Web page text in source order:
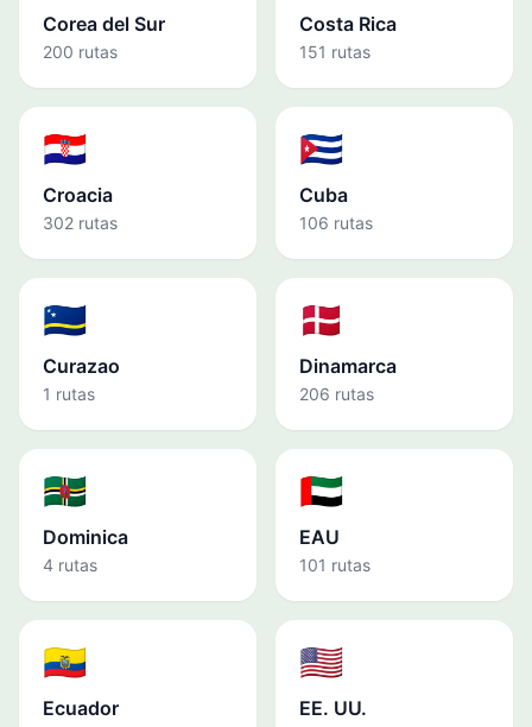
Corea del Sur
200 rutas
Costa Rica
151 rutas
🇭🇷
Croacia
302 rutas
🇨🇺
Cuba
106 rutas
🇨🇼
Curazao
1 rutas
🇩🇰
Dinamarca
206 rutas
🇩🇲
Dominica
4 rutas
🇦🇪
EAU
101 rutas
🇪🇨
Ecuador
🇺🇸
EE. UU.